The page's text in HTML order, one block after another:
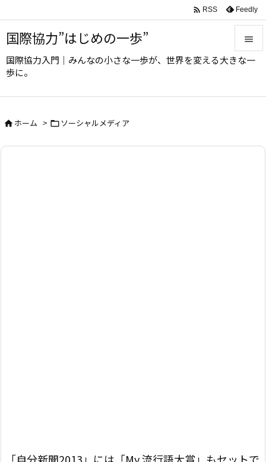
国際協力”はじめの一歩”
国際協力入門｜みんなの小さな一歩が、世界を変える大きな一
歩に。



 RSS Feedly
ホーム > ソーシャルメディア